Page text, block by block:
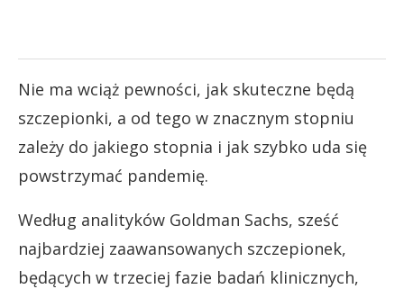
Nie ma wciąż pewności, jak skuteczne będą
szczepionki, a od tego w znacznym stopniu
zależy do jakiego stopnia i jak szybko uda się
powstrzymać pandemię.
Według analityków Goldman Sachs, sześć
najbardziej zaawansowanych szczepionek,
będących w trzeciej fazie badań klinicznych,